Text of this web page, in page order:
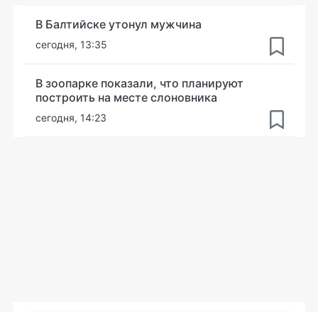
В Балтийске утонул мужчина
сегодня, 13:35
В зоопарке показали, что планируют
построить на месте слоновника
сегодня, 14:23